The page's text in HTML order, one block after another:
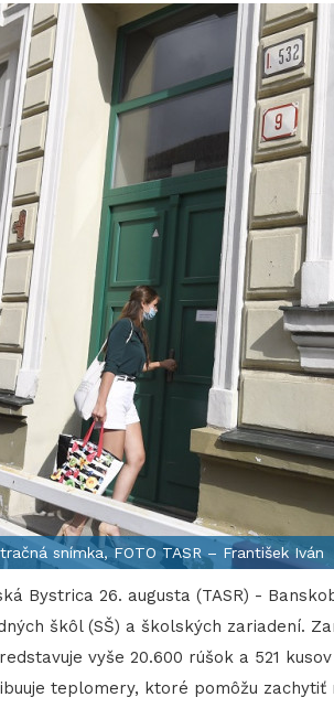
snímka, FOTO TASR – František Iván
Bystrica 26. augusta (TASR) -
škôl (SŠ) a školských zariadení.
vyše 20.600 rúšok a 521
teplomery, ktoré pomôžu zachytiť